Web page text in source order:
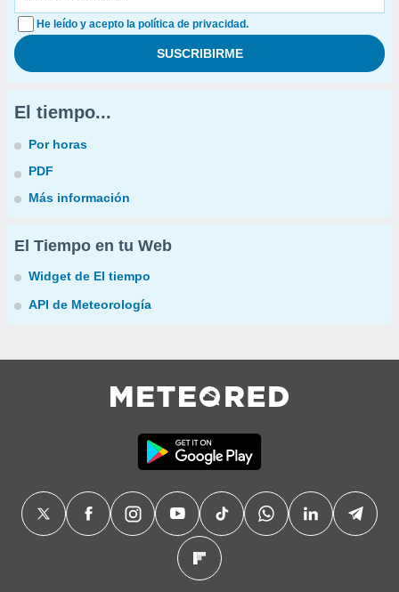
He leído y acepto la política de privacidad.
El tiempo...
Por horas
PDF
Más información
El Tiempo en tu Web
Widget de El tiempo
API de Meteorología